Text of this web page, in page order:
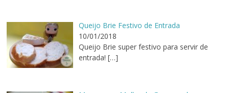
Queijo Brie Festivo de Entrada
10/01/2018
Queijo Brie super festivo para servir de
entrada! […]